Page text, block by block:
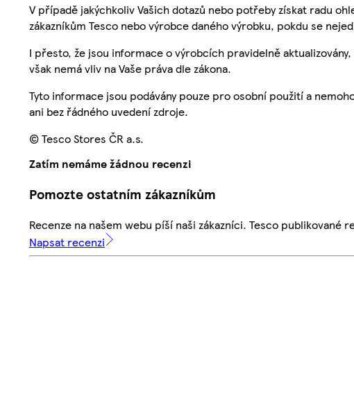
V případě jakýchkoliv Vašich dotazů nebo potřeby získat radu
zákazníkům Tesco nebo výrobce daného výrobku, pokdu se
I přesto, že jsou informace o výrobcích pravidelně
však nemá vliv na Vaše práva dle zákona.
Tyto informace jsou podávány pouze pro osobní použití a
ani bez řádného uvedení zdroje.
© Tesco Stores ČR a.s.
Zatím nemáme žádnou recenzi
Pomozte ostatním zákazníkům
Recenze na našem webu píší naši zákazníci. Tesco publikované
Napsat recenzi